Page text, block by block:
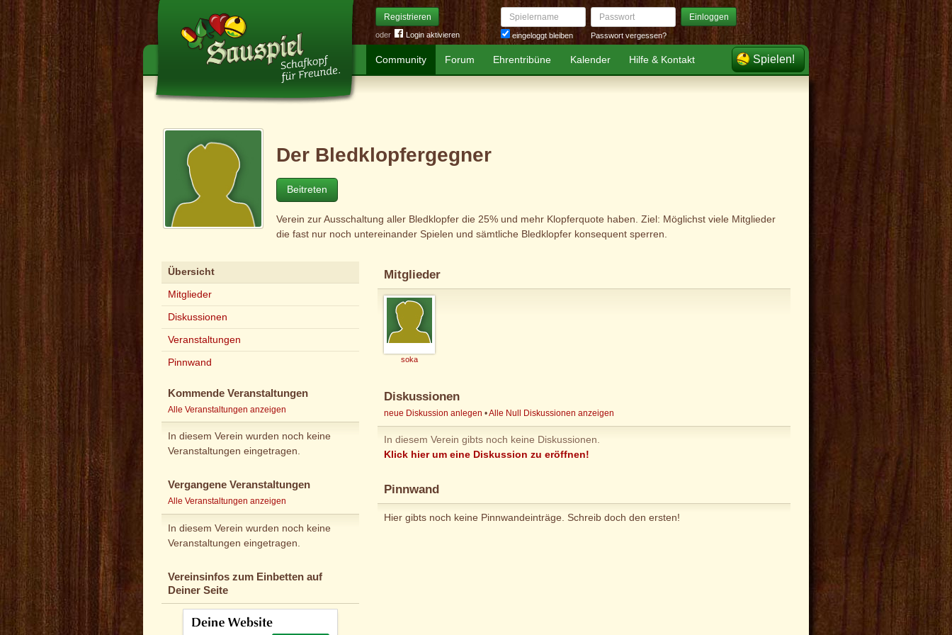
Registrieren
oder Login aktivieren
Spielername
eingeloggt bleiben
Passwort Einloggen
Passwort vergessen?
Community Forum Ehrentribüne Kalender Hilfe & Kontakt Spielen!
Der Bledklopfergegner
Beitreten
Verein zur Ausschaltung aller Bledklopfer die 25% und mehr Klopferquote haben. Ziel: Möglichst viele Mitglieder
die fast nur noch untereinander Spielen und sämtliche Bledklopfer konsequent sperren.
Übersicht
Mitglieder
Diskussionen
Veranstaltungen
Pinnwand
Kommende Veranstaltungen
Alle Veranstaltungen anzeigen
In diesem Verein wurden noch keine
Veranstaltungen eingetragen.
Vergangene Veranstaltungen
Alle Veranstaltungen anzeigen
In diesem Verein wurden noch keine
Veranstaltungen eingetragen.
Vereinsinfos zum Einbetten auf
Deiner Seite
Mitglieder
soka
Diskussionen
neue Diskussion anlegen •Alle Null Diskussionen anzeigen
In diesem Verein gibts noch keine Diskussionen.
Klick hier um eine Diskussion zu eröffnen!
Pinnwand
Hier gibts noch keine Pinnwandeinträge. Schreib doch den ersten!